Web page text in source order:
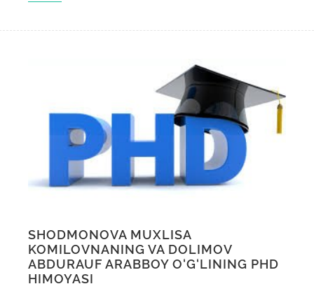
SHODMONOVA MUXLISA
KOMILOVNANING VA DOLIMOV
ABDURAUF ARABBOY O‘G‘LINING PHD
HIMOYASI